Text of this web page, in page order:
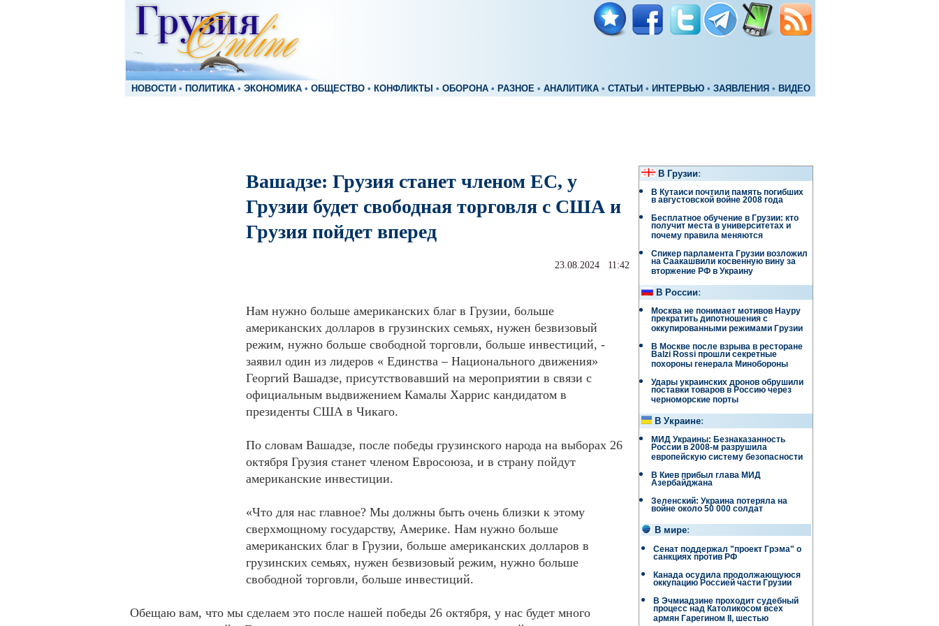
НОВОСТИ • ПОЛИТИКА • ЭКОНОМИКА • ОБЩЕСТВО • КОНФЛИКТЫ • ОБОРОНА • РАЗНОЕ • АНАЛИТИКА • СТАТЬИ • ИНТЕРВЬЮ • ЗАЯВЛЕНИЯ • ВИДЕО
Вашадзе: Грузия станет членом ЕС, у
Грузии будет свободная торговля с США и
Грузия пойдет вперед
23.08.2024 11:42
Нам нужно больше американских благ в Грузии, больше
американских долларов в грузинских семьях, нужен безвизовый
режим, нужно больше свободной торговли, больше инвестиций, -
заявил один из лидеров « Единства – Национального движения»
Георгий Вашадзе, присутствовавший на мероприятии в связи с
официальным выдвижением Камалы Харрис кандидатом в
президенты США в Чикаго.
По словам Вашадзе, после победы грузинского народа на выборах 26
октября Грузия станет членом Евросоюза, и в страну пойдут
американские инвестиции.
«Что для нас главное? Мы должны быть очень близки к этому
сверхмощному государству, Америке. Нам нужно больше
американских благ в Грузии, больше американских долларов в
грузинских семьях, нужен безвизовый режим, нужно больше
свободной торговли, больше инвестиций.
Обещаю вам, что мы сделаем это после нашей победы 26 октября, у нас будет много
В Грузии:
В Кутаиси почтили память погибших
в августовской войне 2008 года
Бесплатное обучение в Грузии: кто
получит места в университетах и
почему правила меняются
Спикер парламента Грузии возложил
на Саакашвили косвенную вину за
вторжение РФ в Украину
В России:
Москва не понимает мотивов Науру
прекратить дипотношения с
оккупированными режимами Грузии
В Москве после взрыва в ресторане
Balzi Rossi прошли секретные
похороны генерала Минобороны
Удары украинских дронов обрушили
поставки товаров в Россию через
черноморские порты
В Украине:
МИД Украины: Безнаказанность
России в 2008-м разрушила
европейскую систему безопасности
В Киев прибыл глава МИД
Азербайджана
Зеленский: Украина потеряла на
войне около 50 000 солдат
В мире:
Сенат поддержал "проект Грэма" о
санкциях против РФ
Канада осудила продолжающуюся
оккупацию Россией части Грузии
В Эчмиадзине проходит судебный
процесс над Католикосом всех
армян Гарегином II, шестью